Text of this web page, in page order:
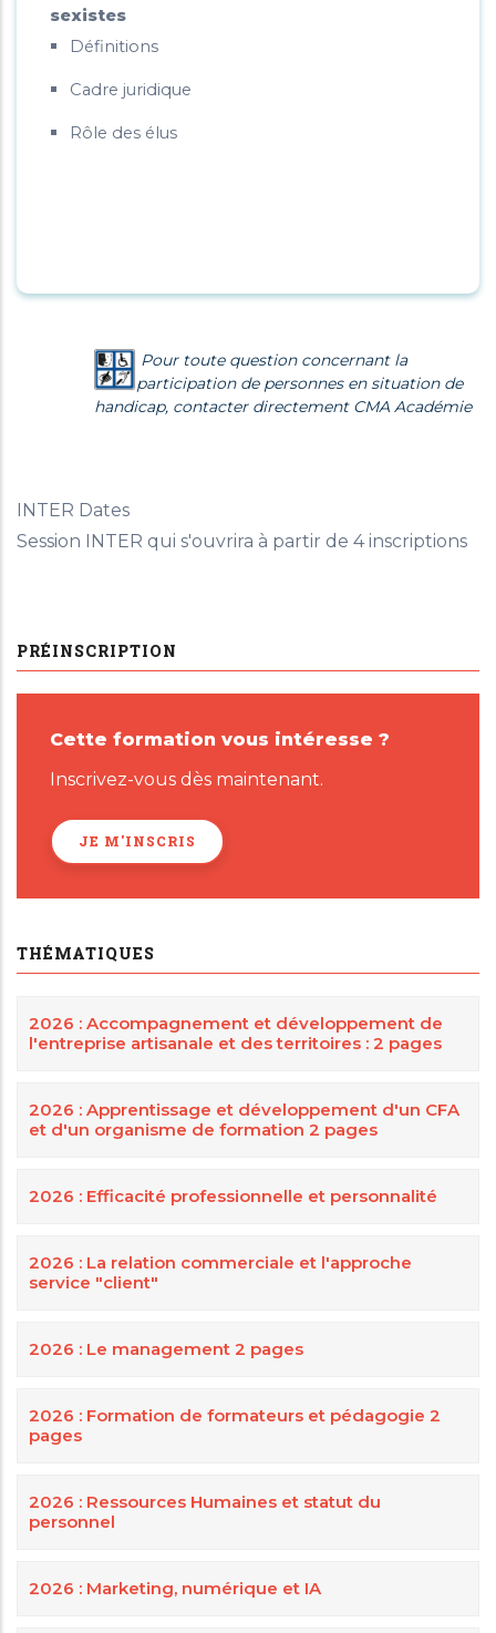
sexistes
Définitions
Cadre juridique
Rôle des élus
Pour toute question concernant la
participation de personnes en situation de
handicap, contacter directement CMA Académie
INTER Dates
Session INTER qui s'ouvrira à partir de 4 inscriptions
PRÉINSCRIPTION
Cette formation vous intéresse ?
Inscrivez-vous dès maintenant.
JE M'INSCRIS
THÉMATIQUES
2026 : Accompagnement et développement de
l'entreprise artisanale et des territoires : 2 pages
2026 : Apprentissage et développement d'un CFA
et d'un organisme de formation 2 pages
2026 : Efficacité professionnelle et personnalité
2026 : La relation commerciale et l'approche
service "client"
2026 : Le management 2 pages
2026 : Formation de formateurs et pédagogie 2
pages
2026 : Ressources Humaines et statut du
personnel
2026 : Marketing, numérique et IA